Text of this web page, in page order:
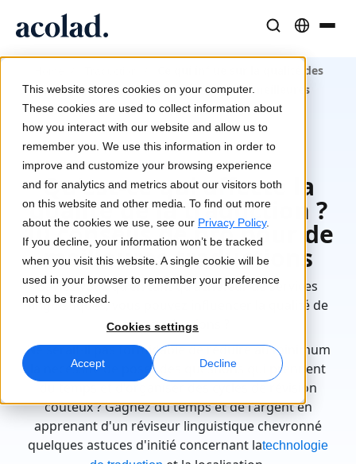
This website stores cookies on your computer.
These cookies are used to collect information about
how you interact with our website and allow us to
remember you. We use this information in order to
improve and customize your browsing experience
and for analytics and metrics about our visitors both
on this website and other media. To find out more
about the cookies we use, see our Privacy Policy.
If you decline, your information won’t be tracked
when you visit this website. A single cookie will be
used in your browser to remember your preference
not to be tracked.
Cookies settings
Accept Decline
Traduction
Vitesse de l’IA, précision humaine
Interprétation
Communication fluide, partout
Médias et Divertissement
Donnez vie à vos contenus sur tous les écrans
Conseil et Externalisation
Touchez et convertissez des publics à l’international
Transcription
Lia Translate
Traductions instantanées adaptées à votre marque
Lia Live
L'interprétation revisitée
Connectivité
Intégration des flux de travail simplifiée
Interprétation IA
Contrôles qualité pilotés par IA
Doublage IA
Études de cas
Résultats concrets de nos clients
Articles
Analyses d’experts sur le contenu global
Ebooks
Guides et stratégies approfondis
Webinaires à la demande
À propos d’Acolad
Durabilité
Partenaires
Actualités
Sites
Ce qui influe sur la qualité des
traductions - 10 conseils de pro pour de meilleures
traductions
Mise à jour 2 mars 2026
Qu'est-ce qui affecte la
qualité de la traduction ?
10 conseils de pro pour de
meilleures traductions
Saviez-vous qu'en tant qu'acheteur de services
linguistiques, vous pouvez influencer la qualité de
vos traductions ?
Ne serait-il pas formidable de réduire au minimum
la nécessité de poser des questions qui prennent
du temps et d'organiser des cycles de révision
coûteux ? Gagnez du temps et de l'argent en
apprenant d'un réviseur linguistique chevronné
quelques astuces d'initié concernant latechnologie